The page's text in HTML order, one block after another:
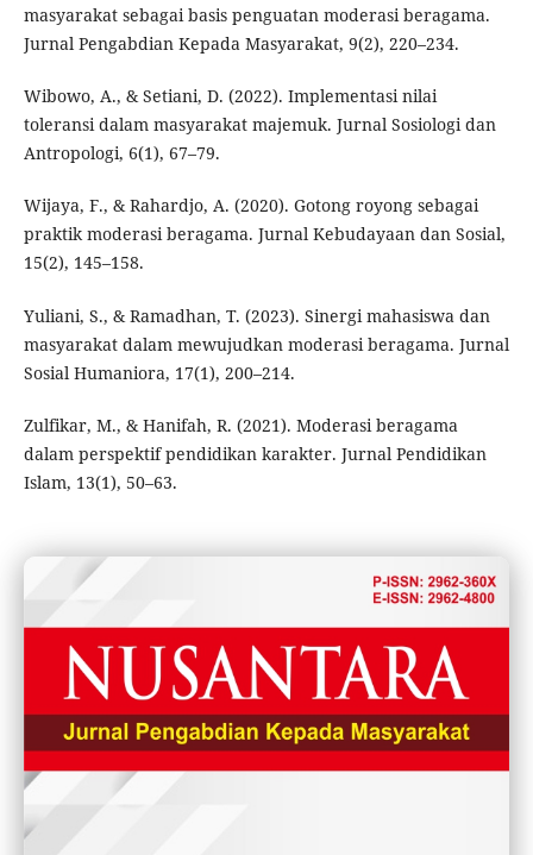
masyarakat sebagai basis penguatan moderasi beragama.
Jurnal Pengabdian Kepada Masyarakat, 9(2), 220–234.
Wibowo, A., & Setiani, D. (2022). Implementasi nilai
toleransi dalam masyarakat majemuk. Jurnal Sosiologi dan
Antropologi, 6(1), 67–79.
Wijaya, F., & Rahardjo, A. (2020). Gotong royong sebagai
praktik moderasi beragama. Jurnal Kebudayaan dan Sosial,
15(2), 145–158.
Yuliani, S., & Ramadhan, T. (2023). Sinergi mahasiswa dan
masyarakat dalam mewujudkan moderasi beragama. Jurnal
Sosial Humaniora, 17(1), 200–214.
Zulfikar, M., & Hanifah, R. (2021). Moderasi beragama
dalam perspektif pendidikan karakter. Jurnal Pendidikan
Islam, 13(1), 50–63.